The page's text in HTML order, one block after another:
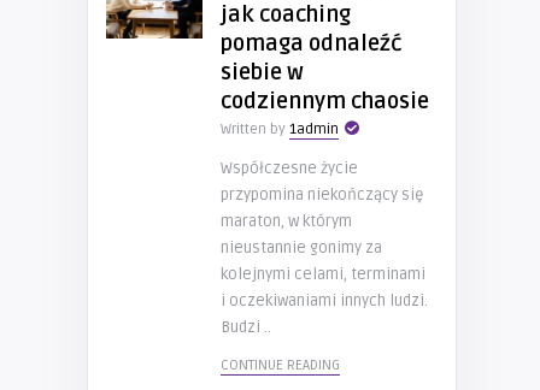
jak coaching
pomaga odnaleźć
siebie w
codziennym chaosie
Written by 1admin
Współczesne życie
przypomina niekończący się
maraton, w którym
nieustannie gonimy za
kolejnymi celami, terminami
i oczekiwaniami innych ludzi.
Budzi ..
CONTINUE READING